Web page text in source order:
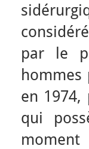
par le
hommes
en 1974,
qui